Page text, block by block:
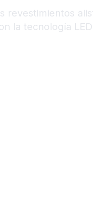
revestimientos
la tecnología